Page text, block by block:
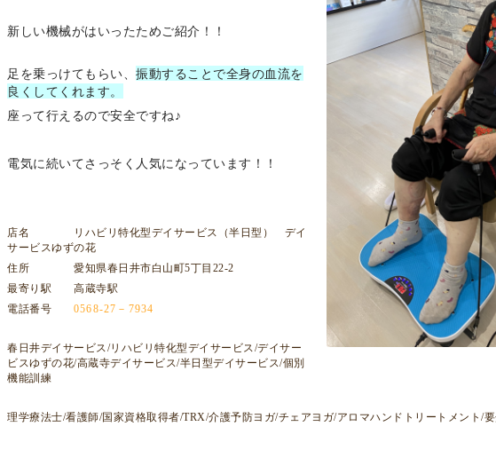
新しい機械がはいったためご紹介！！
足を乗っけてもらい、 振動することで全身の血流を
良くしてくれます。
座って行えるので安全ですね♪
電気に続いてさっそく人気になっています！！
店名 リハビリ特化型デイサービス（半日型） デイ
サービスゆずの花
住所 愛知県春日井市白山町5丁目22-2
最寄り駅 高蔵寺駅
電話番号 0568-27－7934
春日井デイサービス/リハビリ特化型デイサービス/デイサー
ビスゆずの花/高蔵寺デイサービス/半日型デイサービス/個別
機能訓練
理学療法士/看護師/国家資格取得者/TRX/介護予防ヨガ/チェアヨガ/アロマハンドトリートメント/